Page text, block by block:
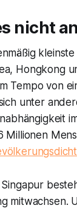
nicht an
Hongkong
Tempo von
unter
Millionen
mitwachsen.